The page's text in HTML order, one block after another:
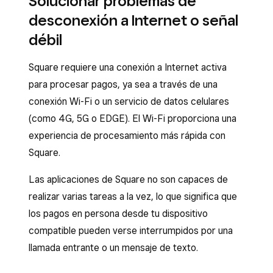
tarjeta para obtener más información.
rechazadas, puede que haya un problema más
grande que afecte los pagos, el cual puedes
issquareup.com.
En este caso, puedes aceptar pagos sin
conexión. Para desconectar tu dispositivo de
Internet y aceptar pagos sin conexión, sigue
Inicia sesión en el Punto de venta Square y
pulsa ≡ Más Ajustes > Hardware>
Desactiva elWi-Fi(o desconecta el cable
Ethernet de tu dispositivo, si corresponde)
para forzarlo a desconectarse.
desconexión a Internet o señal
débil
Square requiere una conexión a Internet activa
para procesar pagos, ya sea a través de una
conexión Wi-Fi o un servicio de datos celulares
(como 4G, 5G o EDGE). El Wi-Fi proporciona una
experiencia de procesamiento más rápida con
Square.
Las aplicaciones de Square no son capaces de
realizar varias tareas a la vez, lo que significa que
los pagos en persona desde tu dispositivo
compatible pueden verse interrumpidos por una
llamada entrante o un mensaje de texto.